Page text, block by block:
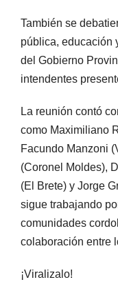
También se
pública, educación
del Gobierno
intendentes
La reunión contó
como Maximiliano
Facundo Manzoni
(Coronel Moldes),
(El Brete) y Jorge
sigue trabajando
comunidades
colaboración entre
¡Viralizalo!